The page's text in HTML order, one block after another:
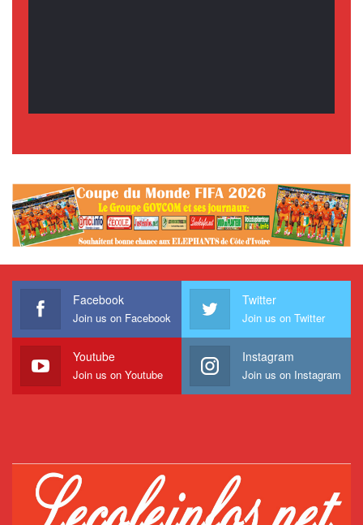
Facebook
Join us on Facebook
Twitter
Join us on Twitter
Youtube
Join us on Youtube
Instagram
Join us on Instagram